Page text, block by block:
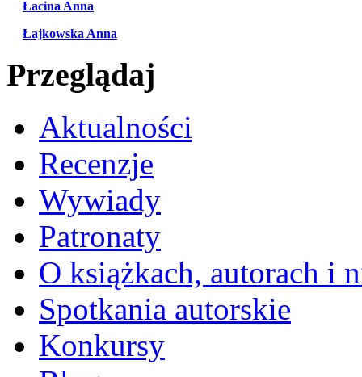
Łacina Anna
Łajkowska Anna
Przeglądaj
Aktualności
Recenzje
Wywiady
Patronaty
O książkach, autorach i
Spotkania autorskie
Konkursy